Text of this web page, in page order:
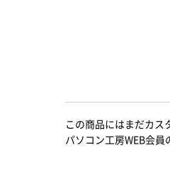
この商品にはまだカス
パソコン工房WEB会